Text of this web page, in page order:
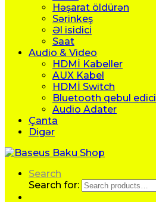
Həşarat öldürən
Sərinkeş
Əl isidici
Saat
Audio & Video
HDMİ Kabeller
AUX Kabel
HDMİ Switch
Bluetooth qebul edici
Audio Adater
Çanta
Digər
Search
Search for: